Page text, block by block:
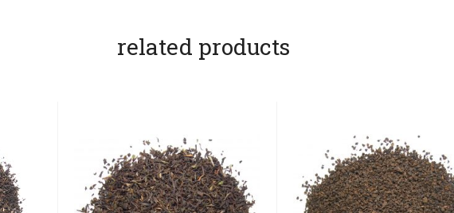
related products